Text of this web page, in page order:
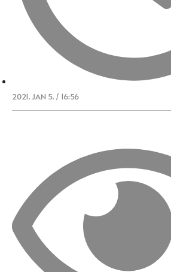
2021. JAN 5. / 16:56